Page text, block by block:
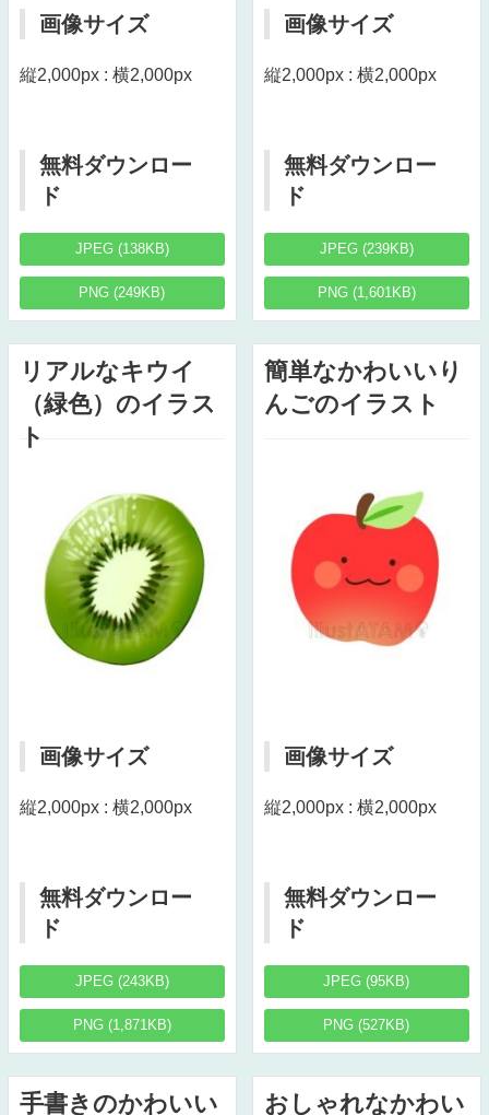
画像サイズ
縦2,000px : 横2,000px
無料ダウンロー
ド
JPEG (138KB)
PNG (249KB)
画像サイズ
縦2,000px : 横2,000px
無料ダウンロー
ド
JPEG (239KB)
PNG (1,601KB)
リアルなキウイ
（緑色）のイラス
ト
画像サイズ
縦2,000px : 横2,000px
無料ダウンロー
ド
JPEG (243KB)
PNG (1,871KB)
簡単なかわいいり
んごのイラスト
画像サイズ
縦2,000px : 横2,000px
無料ダウンロー
ド
JPEG (95KB)
PNG (527KB)
手書きのかわいい おしゃれなかわい